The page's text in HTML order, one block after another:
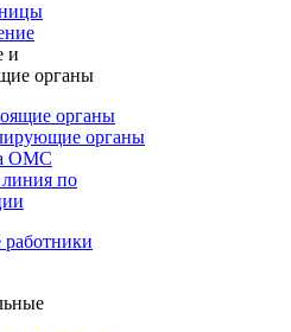
и
органы
органы
органы
ОМС
линия по